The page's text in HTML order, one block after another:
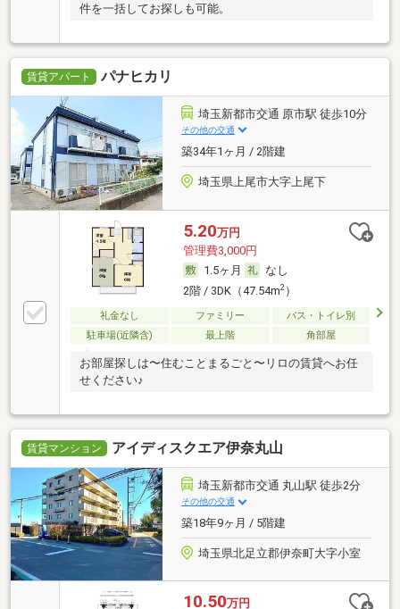
件を一括してお探しも可能。
賃貸アパート パナヒカリ
埼玉新都市交通 原市駅 徒歩10分
その他の交通
築34年1ヶ月 / 2階建
埼玉県上尾市大字上尾下
5.20万円
管理費3,000円
1.5ヶ月
なし
2階 / 3DK（47.54m2）
礼金なし ファミリー
バス・トイレ別
駐車場(近隣含)
最上階 角部屋
お部屋探しは〜住むことまるごと〜リロの賃貸へお任
せください♪
賃貸マンション アイディスクエア伊奈丸山
埼玉新都市交通 丸山駅 徒歩2分
その他の交通
築18年9ヶ月 / 5階建
埼玉県北足立郡伊奈町大字小室
10.50万円